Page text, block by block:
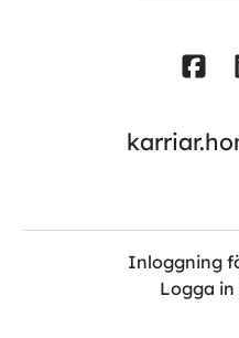
Inloggning
Logga